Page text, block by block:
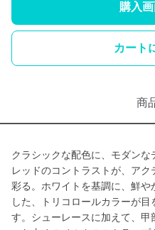
購入
カート
商
クラシックな配色に、モダン
レッドのコントラストが、ア
彩る。ホワイトを基調に、鮮
した、トリコロールカラーが
す。シューレースに加えて、甲